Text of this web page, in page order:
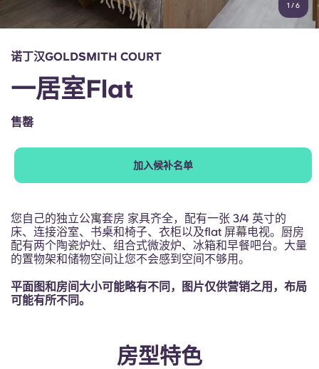
English (GB)
Chinese
Català
Italian
French
选择一个国家
立即预订
1 /6
诺丁汉GOLDSMITH COURT
一居室Flat
售罄
加入候补名单
您自己的独立公寓套房 家具齐全，配有一张 3/4 英寸的
床、连接浴室、书桌和椅子、衣柜以及flat 屏幕电视。厨房
配有两个陶瓷炉灶、组合式微波炉、冰箱和早餐吧台。大量
的置物架和储物空间让您不会感到空间不够用。
平面图和房间大小可能略有不同，图片仅供营销之用，布局
可能有所不同。
房型特色